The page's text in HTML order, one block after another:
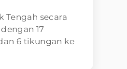
Tengah secara
17
6 tikungan ke